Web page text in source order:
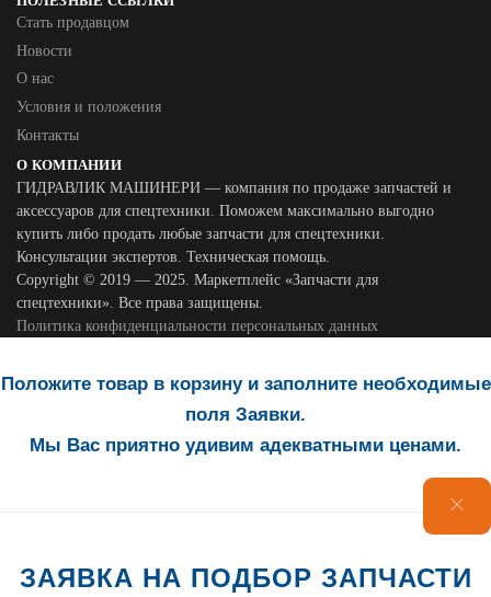
Стать продавцом
Новости
О нас
Условия и положения
Контакты
О КОМПАНИИ
ГИДРАВЛИК МАШИНЕРИ — компания по продаже запчастей и
аксессуаров для спецтехники. Поможем максимально выгодно
купить либо продать любые запчасти для спецтехники.
Консультации экспертов. Техническая помощь.
Copyright © 2019 — 2025. Маркетплейс «Запчасти для
спецтехники». Все права защищены.
Политика конфиденциальности персональных данных
Положите товар в корзину и заполните необходимые
поля Заявки.
Мы Вас приятно удивим адекватными ценами.
ЗАЯВКА НА ПОДБОР ЗАПЧАСТИ